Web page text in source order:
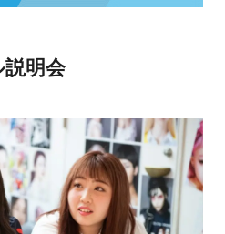
明会